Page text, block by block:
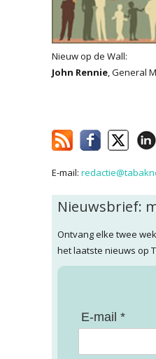
Nieuw op de Wall:
John Rennie, General
E-mail:
Nieuwsbrief:
Ontvang elke twee
het laatste nieuws op
E-mail *